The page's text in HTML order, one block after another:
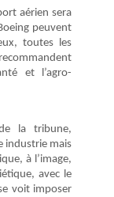
aérien sera
peuvent
toutes les
et l’agro-
la tribune,
industrie mais
à l’image,
avec le
voit imposer